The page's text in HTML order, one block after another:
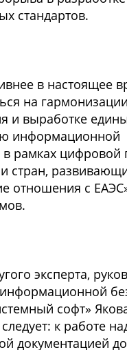
стандартов.
в настоящее
на
и выработке
информационной
в рамках цифровой
стран,
отношения с
эксперта,
софт»
к работе
документацией